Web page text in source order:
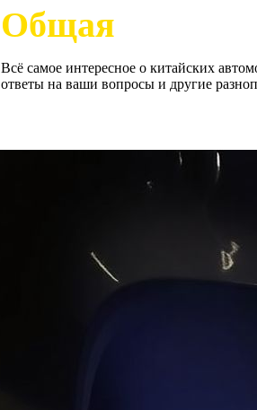
Общая
Всё самое интересное о китайских
ответы на ваши вопросы и другие